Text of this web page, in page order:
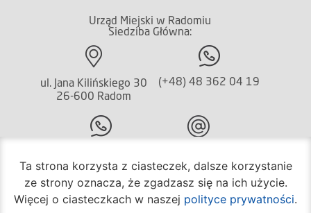
Urząd Miejski w Radomiu
Siedziba Główna:
ul. Jana Kilińskiego 30
26-600 Radom
(+48) 48 362 04 19
Godziny pracy:
Biuro Obsługi Mieszkańca
Ta strona korzysta z ciasteczek, dalsze korzystanie
ze strony oznacza, że zgadzasz się na ich użycie.
Więcej o ciasteczkach w naszej polityce prywatności.